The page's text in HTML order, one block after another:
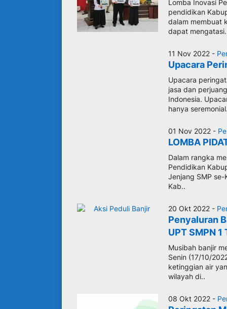
Lomba Inovasi
pendidikan
dalam membuat
dapat
11 Nov 2022 -
Upacara
Upacara
jasa dan
Indonesia.
hanya
01 Nov 2022 -
LOMBA
Dalam rangka
Pendidikan
Jenjang SMP
Kab..
20 Okt 2022 -
Penyaluran
UPT SMPN 1
Musibah banjir
Senin (17/10/
ketinggian air
wilayah di..
08 Okt 2022 -